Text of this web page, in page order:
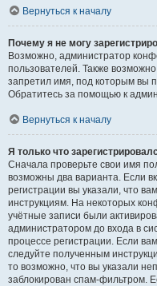
Вернуться к началу
Почему я не могу
Возможно, администратор
пользователей. Также
запретил имя, под которым вы
Обратитесь за помощью к
Вернуться к началу
Я только что
Сначала проверьте свои имя
возможны два варианта. Если
регистрации вы указали, что
инструкциям. На некоторых
учётные записи были
администратором до входа в
процессе регистрации. Если
следуйте полученным
то возможно, что вы указали
заблокирован спам-фильтром.